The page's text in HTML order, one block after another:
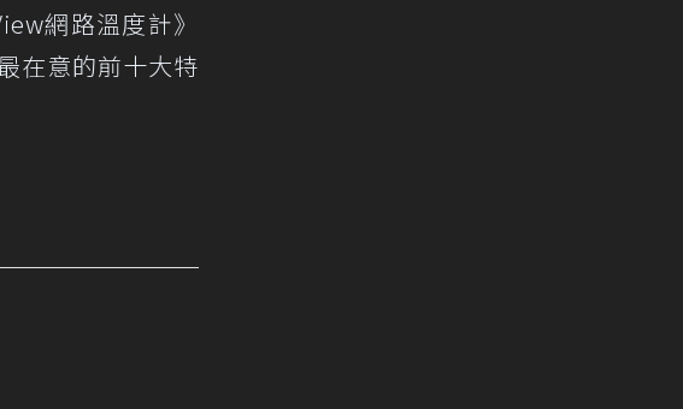
網路溫度計》
在意的前十大特